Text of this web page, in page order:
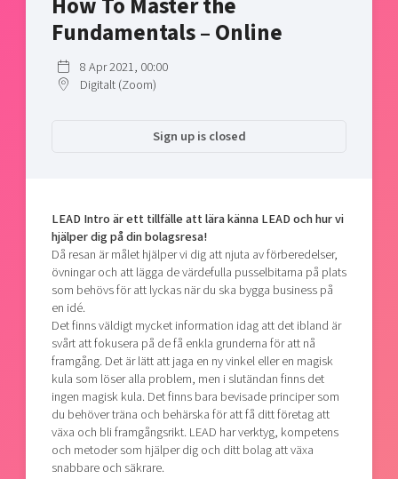
Shaping cities and regions
Bright East
Reversed mentorship
Current offers and activities
Upscaling
Startup & industry collaboration
Our community of companies
Projects
Publications
Project toolbox
Reach out to us
Locations
Today's lunch in Mjärdevi
Fundamentals – Online
8 Apr 2021, 00:00
Digitalt (Zoom)
Sign up is closed
LEAD Intro är ett tillfälle att lära känna LEAD och hur vi
hjälper dig på din bolagsresa!
Då resan är målet hjälper vi dig att njuta av förberedelser,
övningar och att lägga de värdefulla pusselbitarna på plats
som behövs för att lyckas när du ska bygga business på
en idé.
Det finns väldigt mycket information idag att det ibland är
svårt att fokusera på de få enkla grunderna för att nå
framgång. Det är lätt att jaga en ny vinkel eller en magisk
kula som löser alla problem, men i slutändan finns det
ingen magisk kula. Det finns bara bevisade principer som
du behöver träna och behärska för att få ditt företag att
växa och bli framgångsrikt. LEAD har verktyg, kompetens
och metoder som hjälper dig och ditt bolag att växa
snabbare och säkrare.